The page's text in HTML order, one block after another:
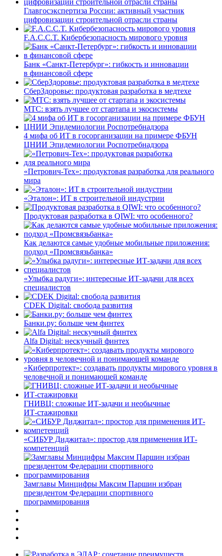
Главгосэкспертиза России: активный участник
цифровизации строительной отрасли страны
F.A.C.C.T. Кибербезопасность мирового уровня
Банк «Санкт-Петербург»: гибкость и инновации
в финансовой сфере
СберЗдоровье: продуктовая разработка в медтехе
МТС: взять лучшее от стартапа и экосистемы
4 мифа об ИТ в госорганизации на примере ФБУН
ЦНИИ Эпидемиологии Роспотребнадзора
«Петрович-Тех»: продуктовая разработка для реального
мира
«Эталон»: ИТ в строительной индустрии
Продуктовая разработка в QIWI: что особенного?
Как делаются самые удобные мобильные приложения:
подход «Промсвязьбанка»
«Улыбка радуги»: интересные ИТ-задачи для всех
специалистов
CDEK Digital: свобода развития
Банки.ру: больше чем финтех
Alfa Digital: нескучный финтех
«Киберпротект»: создавать продукты мирового уровня в
человечной и понимающей команде
ГНИВЦ: сложные ИТ‑задачи и необычные
ИТ‑стажировки
«СИБУР Диджитал»: простор для применения ИТ-
компетенций
Замглавы Минцифры Максим Паршин избран
президентом Федерации спортивного
программирования